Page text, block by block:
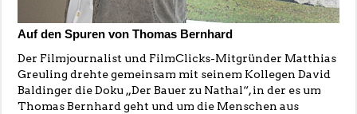
Auf den Spuren von Thomas Bernhard
Der Filmjournalist und FilmClicks-Mitgründer Matthias
Greuling drehte gemeinsam mit seinem Kollegen David
Baldinger die Doku „Der Bauer zu Nathal“, in der es um
Thomas Bernhard geht und um die Menschen aus